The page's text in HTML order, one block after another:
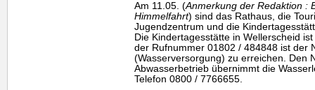
Am 11.05. (Anmerkung der Redaktion :
Himmelfahrt) sind das Rathaus, die
Jugendzentrum und die
Die Kindertagesstätte in Wellerscheid
der Rufnummer 01802 / 484848 ist der
(Wasserversorgung) zu erreichen. Den
Abwasserbetrieb übernimmt die
Telefon 0800 / 7766655.